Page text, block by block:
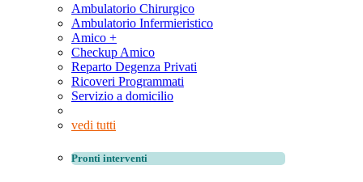
Ambulatorio Chirurgico
Ambulatorio Infermieristico
Amico +
Checkup Amico
Reparto Degenza Privati
Ricoveri Programmati
Servizio a domicilio
vedi tutti
Pronti interventi